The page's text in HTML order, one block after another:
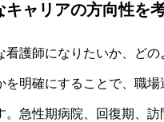
キャリアの方向性を
看護師になりたいか、どの
を明確にすることで、職場
。急性期病院、回復期、